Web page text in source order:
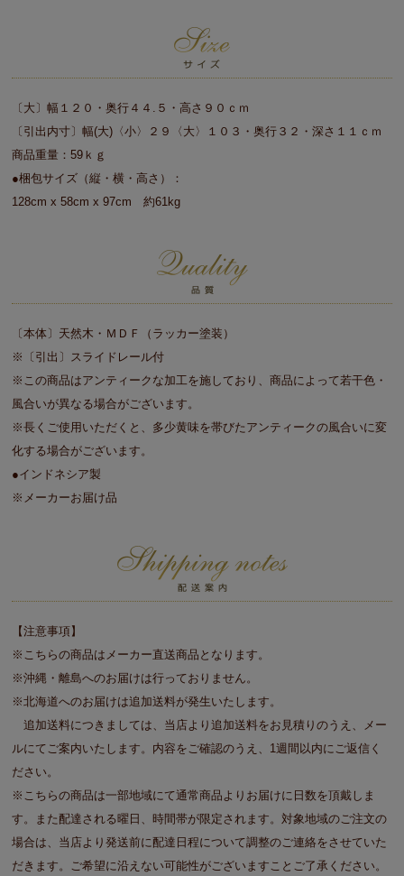
〔大〕幅１２０・奥行４４.５・高さ９０ｃｍ
〔引出内寸〕幅(大)〈小〉２９〈大〉１０３・奥行３２・深さ１１ｃｍ
商品重量：59ｋｇ
●梱包サイズ（縦・横・高さ）：
128cm x 58cm x 97cm 約61kg
〔本体〕天然木・ＭＤＦ（ラッカー塗装）
※〔引出〕スライドレール付
※この商品はアンティークな加工を施しており、商品によって若干色・
風合いが異なる場合がございます。
※長くご使用いただくと、多少黄味を帯びたアンティークの風合いに変
化する場合がございます。
●インドネシア製
※メーカーお届け品
【注意事項】
※こちらの商品はメーカー直送商品となります。
※沖縄・離島へのお届けは行っておりません。
※北海道へのお届けは追加送料が発生いたします。
追加送料につきましては、当店より追加送料をお見積りのうえ、メー
ルにてご案内いたします。内容をご確認のうえ、1週間以内にご返信く
ださい。
※こちらの商品は一部地域にて通常商品よりお届けに日数を頂戴しま
す。また配達される曜日、時間帯が限定されます。対象地域のご注文の
場合は、当店より発送前に配達日程について調整のご連絡をさせていた
だきます。ご希望に沿えない可能性がございますことご了承ください。